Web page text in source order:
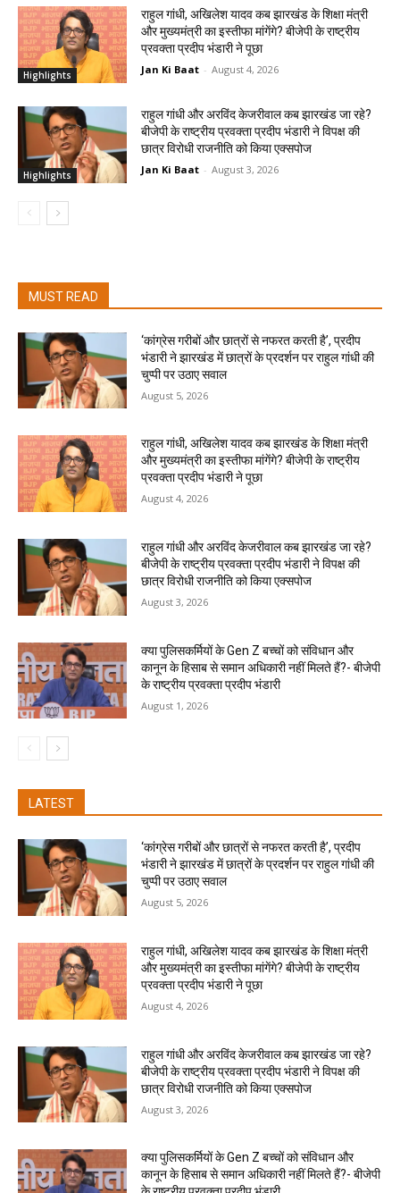
Highlights
राहुल गांधी, अखिलेश यादव कब झारखंड के शिक्षा मंत्री
और मुख्यमंत्री का इस्तीफा मांगेंगे? बीजेपी के राष्ट्रीय
प्रवक्ता प्रदीप भंडारी ने पूछा
Jan Ki Baat - August 4, 2026
Highlights
राहुल गांधी और अरविंद केजरीवाल कब झारखंड जा रहे?
बीजेपी के राष्ट्रीय प्रवक्ता प्रदीप भंडारी ने विपक्ष की
छात्र विरोधी राजनीति को किया एक्सपोज
Jan Ki Baat - August 3, 2026
MUST READ
‘कांग्रेस गरीबों और छात्रों से नफरत करती है’, प्रदीप
भंडारी ने झारखंड में छात्रों के प्रदर्शन पर राहुल गांधी की
चुप्पी पर उठाए सवाल
August 5, 2026
राहुल गांधी, अखिलेश यादव कब झारखंड के शिक्षा मंत्री
और मुख्यमंत्री का इस्तीफा मांगेंगे? बीजेपी के राष्ट्रीय
प्रवक्ता प्रदीप भंडारी ने पूछा
August 4, 2026
राहुल गांधी और अरविंद केजरीवाल कब झारखंड जा रहे?
बीजेपी के राष्ट्रीय प्रवक्ता प्रदीप भंडारी ने विपक्ष की
छात्र विरोधी राजनीति को किया एक्सपोज
August 3, 2026
क्या पुलिसकर्मियों के Gen Z बच्चों को संविधान और
कानून के हिसाब से समान अधिकारी नहीं मिलते हैं?- बीजेपी
के राष्ट्रीय प्रवक्ता प्रदीप भंडारी
August 1, 2026
LATEST
‘कांग्रेस गरीबों और छात्रों से नफरत करती है’, प्रदीप
भंडारी ने झारखंड में छात्रों के प्रदर्शन पर राहुल गांधी की
चुप्पी पर उठाए सवाल
August 5, 2026
राहुल गांधी, अखिलेश यादव कब झारखंड के शिक्षा मंत्री
और मुख्यमंत्री का इस्तीफा मांगेंगे? बीजेपी के राष्ट्रीय
प्रवक्ता प्रदीप भंडारी ने पूछा
August 4, 2026
राहुल गांधी और अरविंद केजरीवाल कब झारखंड जा रहे?
बीजेपी के राष्ट्रीय प्रवक्ता प्रदीप भंडारी ने विपक्ष की
छात्र विरोधी राजनीति को किया एक्सपोज
August 3, 2026
क्या पुलिसकर्मियों के Gen Z बच्चों को संविधान और
कानून के हिसाब से समान अधिकारी नहीं मिलते हैं?- बीजेपी